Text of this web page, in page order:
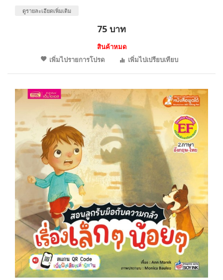
ดูรายละเอียดเพิ่มเติม
75 บาท
สินค้าหมด
เพิ่มไปรายการโปรด
เพิ่มไปเปรียบเทียบ